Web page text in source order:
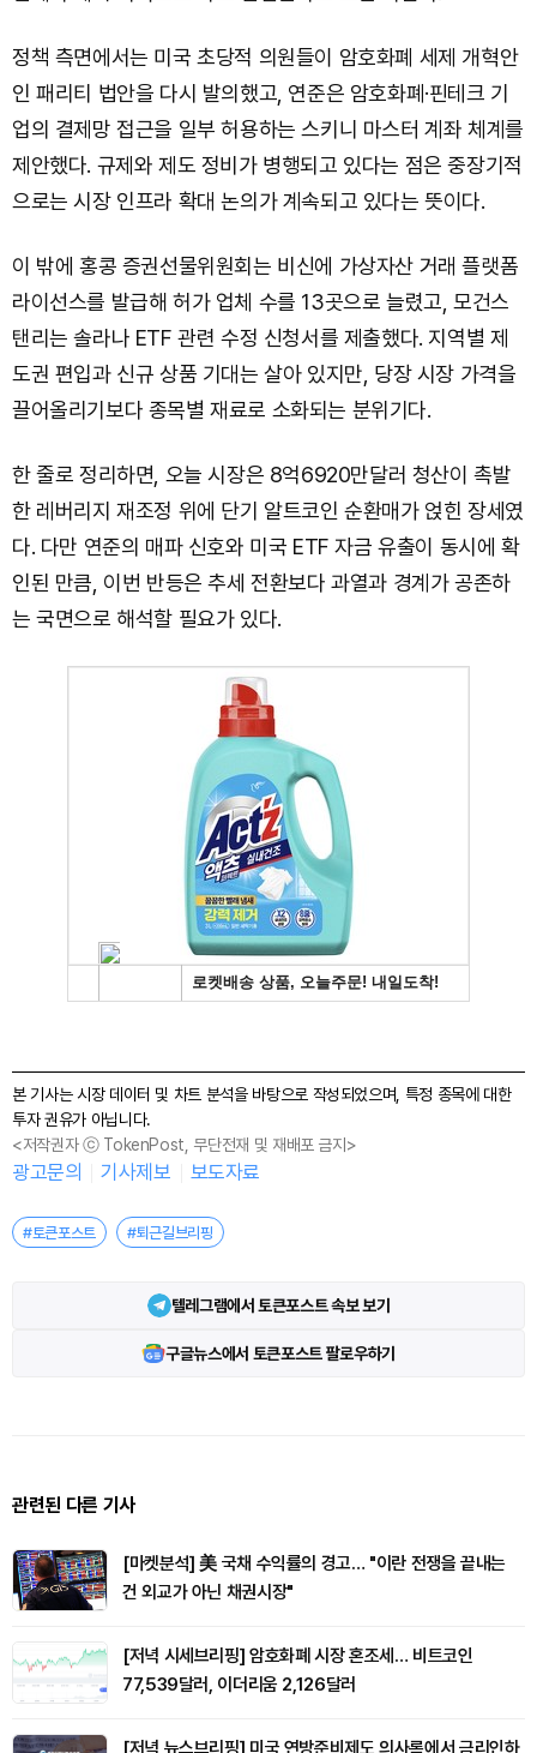
정책 측면에서는 미국 초당적 의원들이 암호화폐 세제 개혁안
인 패리티 법안을 다시 발의했고, 연준은 암호화폐·핀테크 기
업의 결제망 접근을 일부 허용하는 스키니 마스터 계좌 체계를
제안했다. 규제와 제도 정비가 병행되고 있다는 점은 중장기적
으로는 시장 인프라 확대 논의가 계속되고 있다는 뜻이다.
이 밖에 홍콩 증권선물위원회는 비신에 가상자산 거래 플랫폼
라이선스를 발급해 허가 업체 수를 13곳으로 늘렸고, 모건스
탠리는 솔라나 ETF 관련 수정 신청서를 제출했다. 지역별 제
도권 편입과 신규 상품 기대는 살아 있지만, 당장 시장 가격을
끌어올리기보다 종목별 재료로 소화되는 분위기다.
한 줄로 정리하면, 오늘 시장은 8억6920만달러 청산이 촉발
한 레버리지 재조정 위에 단기 알트코인 순환매가 얹힌 장세였
다. 다만 연준의 매파 신호와 미국 ETF 자금 유출이 동시에 확
인된 만큼, 이번 반등은 추세 전환보다 과열과 경계가 공존하
는 국면으로 해석할 필요가 있다.
본 기사는 시장 데이터 및 차트 분석을 바탕으로 작성되었으며, 특정 종목에 대한
투자 권유가 아닙니다.
<저작권자 ⓒ TokenPost, 무단전재 및 재배포 금지>
광고문의 기사제보 보도자료
#토큰포스트 #퇴근길브리핑
텔레그램에서 토큰포스트 속보 보기
구글뉴스에서 토큰포스트 팔로우하기
관련된 다른 기사
[마켓분석] 美 국채 수익률의 경고… "이란 전쟁을 끝내는
건 외교가 아닌 채권시장"
[저녁 시세브리핑] 암호화폐 시장 혼조세… 비트코인
77,539달러, 이더리움 2,126달러
[저녁 뉴스브리핑] 미국 연방준비제도 의사록에서 금리인하